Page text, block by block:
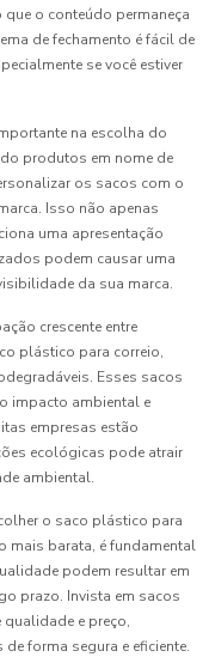
o conteúdo permaneça
de fechamento é fácil de
se você estiver
na escolha do
produtos em nome de
os sacos com o
Isso não apenas
uma apresentação
podem causar uma
da sua marca.
crescente entre
plástico para correio,
Esses sacos
impacto ambiental e
empresas estão
ecológicas pode atrair
ambiental.
o saco plástico para
mais barata, é fundamental
podem resultar em
prazo. Invista em sacos
e preço,
forma segura e eficiente.